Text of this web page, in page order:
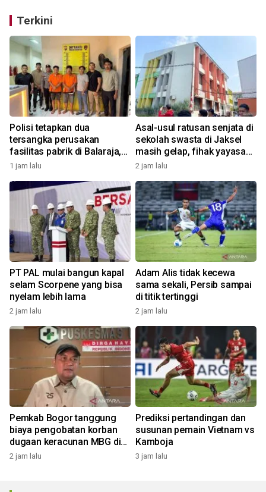
Terkini
Polisi tetapkan dua
tersangka perusakan
fasilitas pabrik di Balaraja,
motifnya pun terkuak
1 jam lalu
Asal-usul ratusan senjata di
sekolah swasta di Jaksel
masih gelap, fihak yayasan
tak tahu
2 jam lalu
PT PAL mulai bangun kapal
selam Scorpene yang bisa
nyelam lebih lama
2 jam lalu
Adam Alis tidak kecewa
sama sekali, Persib sampai
di titik tertinggi
2 jam lalu
Pemkab Bogor tanggung
biaya pengobatan korban
dugaan keracunan MBG di
Dramaga
2 jam lalu
Prediksi pertandingan dan
susunan pemain Vietnam vs
Kamboja
3 jam lalu